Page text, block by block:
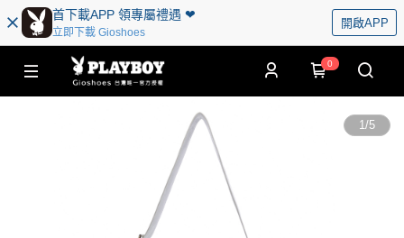
首下載APP 領專屬禮遇 ❤︎
立即下載 Gioshoes
開啟APP
0
1/5